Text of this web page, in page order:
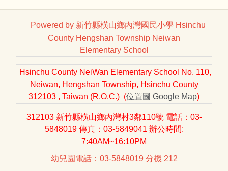
Powered by 新竹縣橫山鄉內灣國民小學 Hsinchu
County Hengshan Township Neiwan
Elementary School
Hsinchu County NeiWan Elementary School No. 110,
Neiwan, Hengshan Township, Hsinchu County
312103 , Taiwan (R.O.C.) (位置圖 Google Map)
312103 新竹縣橫山鄉內灣村3鄰110號 電話：03-
5848019 傳真：03-5849041 辦公時間:
7:40AM~16:10PM
幼兒園電話：03-5848019 分機 212